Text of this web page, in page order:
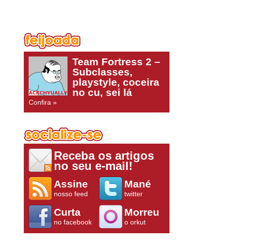
Team Fortress 2 –
Subclasses,
playstyle, coceira
no cu, sei lá
Confira »
Receba os artigos
no seu e-mail!
Assine
nosso feed
Mané
twitter
Curta
no facebook
Morreu
o orkut